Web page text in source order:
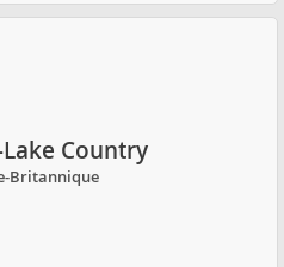
Country
Britannique